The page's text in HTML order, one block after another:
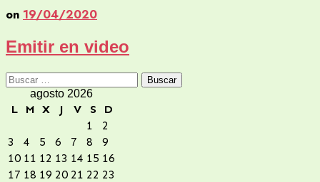
on 19/04/2020
Emitir en video
Buscar:
agosto 2026
L M X J V S
D
1
2
3
4 5 6 7 8
9
10 11 12 13 14 15 16
17 18 19 20 21 22 23